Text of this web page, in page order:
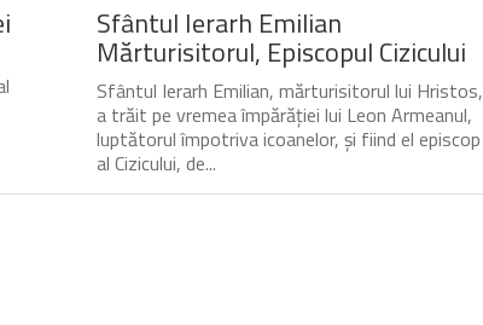
Sfântul Ierarh Emilian
Mărturisitorul, Episcopul Cizicului
Sfântul Ierarh Emilian, mărturisitorul lui Hristos,
a trăit pe vremea împărăției lui Leon Armeanul,
luptătorul împotriva icoanelor, și fiind el episcop
al Cizicului, de...